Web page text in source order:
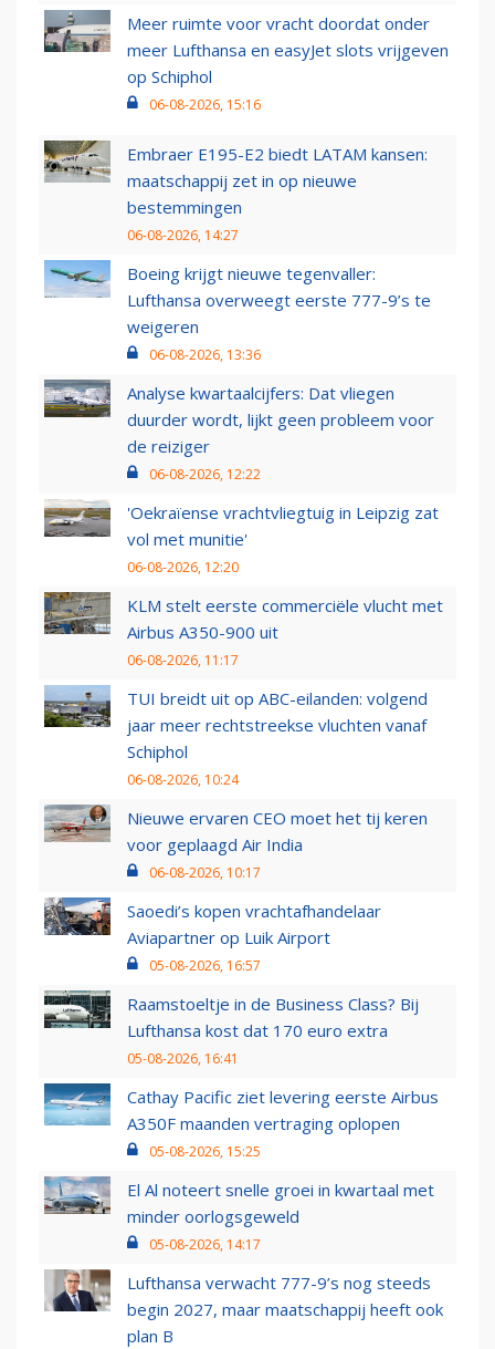
Meer ruimte voor vracht doordat onder
meer Lufthansa en easyJet slots vrijgeven
op Schiphol
06-08-2026, 15:16
Embraer E195-E2 biedt LATAM kansen:
maatschappij zet in op nieuwe
bestemmingen
06-08-2026, 14:27
Boeing krijgt nieuwe tegenvaller:
Lufthansa overweegt eerste 777-9’s te
weigeren
06-08-2026, 13:36
Analyse kwartaalcijfers: Dat vliegen
duurder wordt, lijkt geen probleem voor
de reiziger
06-08-2026, 12:22
'Oekraïense vrachtvliegtuig in Leipzig zat
vol met munitie'
06-08-2026, 12:20
KLM stelt eerste commerciële vlucht met
Airbus A350-900 uit
06-08-2026, 11:17
TUI breidt uit op ABC-eilanden: volgend
jaar meer rechtstreekse vluchten vanaf
Schiphol
06-08-2026, 10:24
Nieuwe ervaren CEO moet het tij keren
voor geplaagd Air India
06-08-2026, 10:17
Saoedi’s kopen vrachtafhandelaar
Aviapartner op Luik Airport
05-08-2026, 16:57
Raamstoeltje in de Business Class? Bij
Lufthansa kost dat 170 euro extra
05-08-2026, 16:41
Cathay Pacific ziet levering eerste Airbus
A350F maanden vertraging oplopen
05-08-2026, 15:25
El Al noteert snelle groei in kwartaal met
minder oorlogsgeweld
05-08-2026, 14:17
Lufthansa verwacht 777-9’s nog steeds
begin 2027, maar maatschappij heeft ook
plan B